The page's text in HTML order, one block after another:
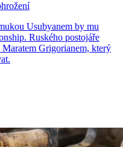
Usubyanem by mu
Ruského postojáře
Grigorianem, který